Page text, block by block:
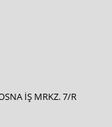
İŞ MRKZ. 7/R